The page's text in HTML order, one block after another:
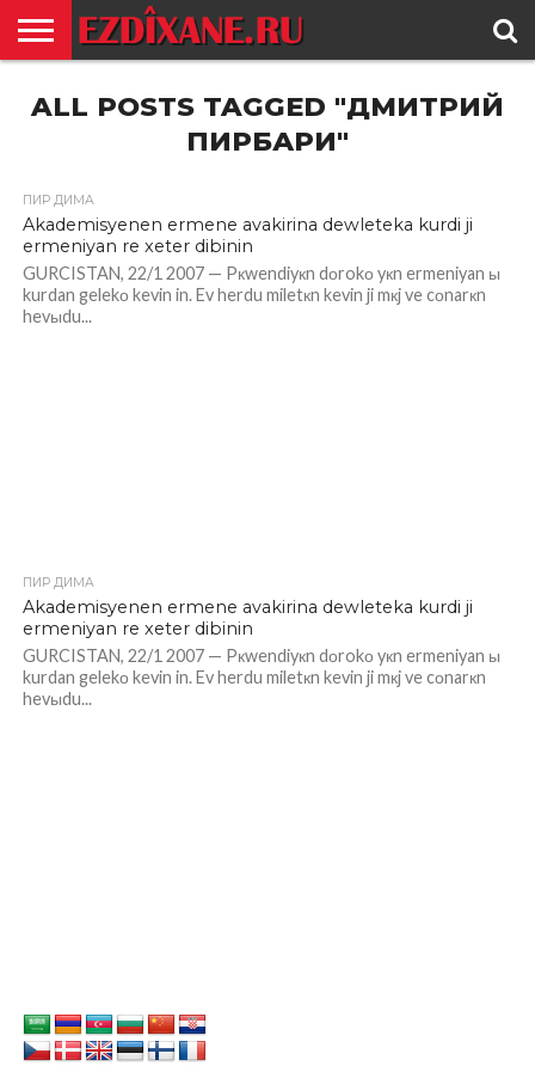
ЕЗИДИЗМ
НОВОСТИ
ИСТОРИЯ
КУЛЬТУРА
КОНТАКТ
ALL POSTS TAGGED "ДМИТРИЙ
ПИРБАРИ"
ПИР ДИМА
Akademisyenen ermene avakirina dewleteka kurdi ji
ermeniyan re xeter dibinin
GURCISTAN, 22/1 2007 — Pкwendiyкn dоrokо yкn ermeniyan ы
kurdan gelekо kevin in. Ev herdu miletкn kevin ji mкj ve cоnarкn
hevыdu...
ПИР ДИМА
Akademisyenen ermene avakirina dewleteka kurdi ji
ermeniyan re xeter dibinin
GURCISTAN, 22/1 2007 — Pкwendiyкn dоrokо yкn ermeniyan ы
kurdan gelekо kevin in. Ev herdu miletкn kevin ji mкj ve cоnarкn
hevыdu...